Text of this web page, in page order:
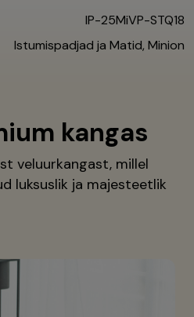
IP-25MiVP-STQ18
Istumispadjad ja Matid, Minion
kangas
veluurkangast, millel
luksuslik ja majesteetlik